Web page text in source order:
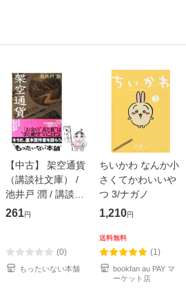
【中古】 架空通貨
（講談社文庫） /
池井戸 潤 / 講談社
[文庫]【メール便送
261円
(0)
もったいない本舗
ちいかわ なんか小
さくてかわいいや
つ 3/ナガノ
1,210円
送料無料
(1)
bookfan au PAY マ
ーケット店